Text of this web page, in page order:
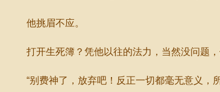
他挑眉不应。
打开生死簿？凭他以往的法力，当然没问题，
“别费神了，放弃吧！反正一切都毫无意义，所